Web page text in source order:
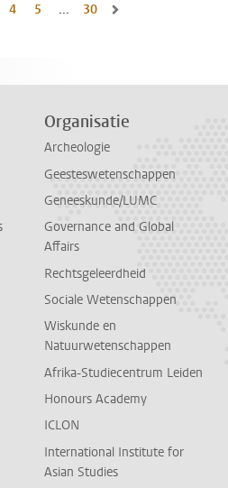
pagina
pagina
Naar pagina
4 Naar pagina
5 ... Naar laatste pagina,
30
Organisatie
Archeologie
Geesteswetenschappen
Geneeskunde/LUMC
Governance and Global
Affairs
Rechtsgeleerdheid
Sociale Wetenschappen
Wiskunde en
Natuurwetenschappen
Afrika-Studiecentrum Leiden
Honours Academy
ICLON
International Institute for
Asian Studies